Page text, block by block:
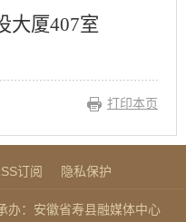
大厦407室
打印本页
订阅 隐私保护
办：安徽省寿县融媒体中心